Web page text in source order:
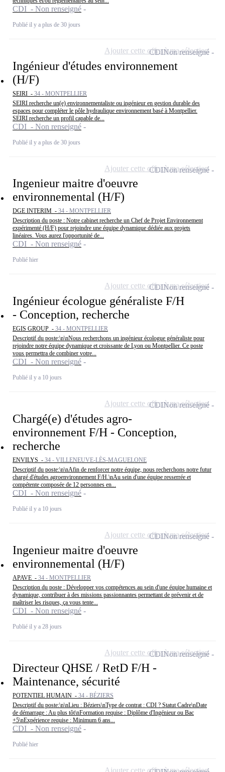
CDI - Non renseigné
Publié il y a plus de 30 jours
Ingénieur d'études environnement
(H/F)
SEIRI - 34 - MONTPELLIER
SEIRI recherche un(e) environnementaliste ou ingénieur en gestion durable des
espaces pour compléter le pôle hydraulique environnement basé à Montpellier.
SEIRI recherche un profil capable de...
CDI - Non renseigné
Publié il y a plus de 30 jours
CDINon renseigné
Ajouter cette offre à ma sélection
Ingenieur maitre d'oeuvre
environnemental (H/F)
DGE INTERIM - 34 - MONTPELLIER
Description du poste : Notre cabinet recherche un Chef de Projet Environnement
expérimenté (H/F) pour rejoindre une équipe dynamique dédiée aux projets
linéaires. Vous aurez l'opportunité de...
CDI - Non renseigné
Publié hier
CDINon renseigné
Ajouter cette offre à ma sélection
Ingénieur écologue généraliste F/H
- Conception, recherche
EGIS GROUP - 34 - MONTPELLIER
Descriptif du poste:\n\nNous recherchons un ingénieur écologue généraliste pour
rejoindre notre équipe dynamique et croissante de Lyon ou Montpellier. Ce poste
vous permettra de combiner votre...
CDI - Non renseigné
Publié il y a 10 jours
CDINon renseigné
Ajouter cette offre à ma sélection
Chargé(e) d'études agro-
environnement F/H - Conception,
recherche
ENVILYS - 34 - VILLENEUVE-LÈS-MAGUELONE
Descriptif du poste:\n\nAfin de renforcer notre équipe, nous recherchons notre futur
chargé d'études agroenvironnement F/H.\nAu sein d'une équipe resserrée et
compétente composée de 12 personnes en...
CDI - Non renseigné
Publié il y a 10 jours
CDINon renseigné
Ajouter cette offre à ma sélection
Ingenieur maitre d'oeuvre
environnemental (H/F)
APAVE - 34 - MONTPELLIER
Description du poste : Développer vos compétences au sein d'une équipe humaine et
dynamique, contribuer à des missions passionnantes permettant de prévenir et de
maîtriser les risques, ça vous tente...
CDI - Non renseigné
Publié il y a 28 jours
CDINon renseigné
Ajouter cette offre à ma sélection
Directeur QHSE / RetD F/H -
Maintenance, sécurité
POTENTIEL HUMAIN - 34 - BÉZIERS
Descriptif du poste:\n\nLieu : Béziers\nType de contrat : CDI ? Statut Cadre\nDate
de démarrage : Au plus tôt\nFormation requise : Diplôme d'Ingénieur ou Bac
+5\nExpérience requise : Minimum 6 ans...
CDI - Non renseigné
Publié hier
CDINon renseigné
Ajouter cette offre à ma sélection